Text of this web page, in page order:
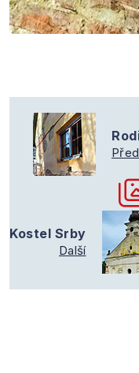
Kostel Srby
Další